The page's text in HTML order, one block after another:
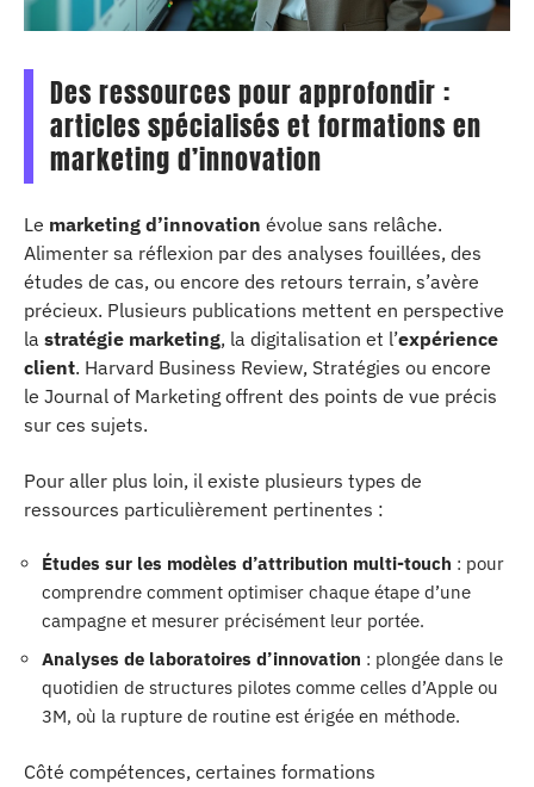
Des ressources pour approfondir :
articles spécialisés et formations en
marketing d’innovation
Le marketing d’innovation évolue sans relâche.
Alimenter sa réflexion par des analyses fouillées, des
études de cas, ou encore des retours terrain, s’avère
précieux. Plusieurs publications mettent en perspective
la stratégie marketing, la digitalisation et l’expérience
client. Harvard Business Review, Stratégies ou encore
le Journal of Marketing offrent des points de vue précis
sur ces sujets.
Pour aller plus loin, il existe plusieurs types de
ressources particulièrement pertinentes :
Études sur les modèles d’attribution multi-touch : pour
comprendre comment optimiser chaque étape d’une
campagne et mesurer précisément leur portée.
Analyses de laboratoires d’innovation : plongée dans le
quotidien de structures pilotes comme celles d’Apple ou
3M, où la rupture de routine est érigée en méthode.
Côté compétences, certaines formations